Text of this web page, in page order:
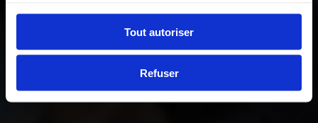
Tout autoriser
Refuser